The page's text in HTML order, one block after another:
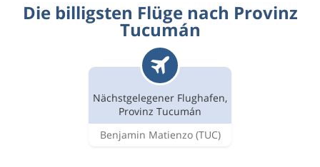
Die billigsten Flüge nach Provinz
Tucumán
Nächstgelegener Flughafen,
Provinz Tucumán
Benjamin Matienzo (TUC)